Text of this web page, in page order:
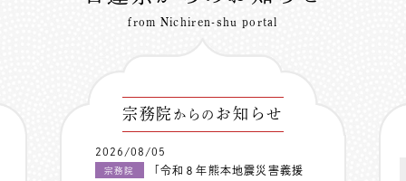
from Nichiren-shu portal
宗務院 からの お知らせ
2026/08/05
宗務院
「令和８年熊本地震災害義援